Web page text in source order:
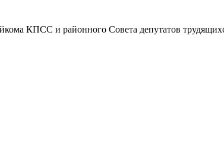
КПСС и районного Совета депутатов